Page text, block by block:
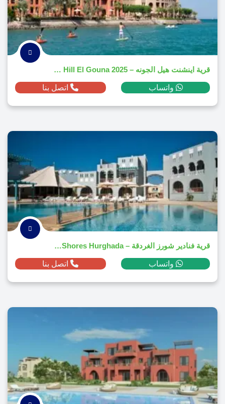
قرية اينشنت هيل الجونه – Ancient Hill El Gouna 2025
واتساب اتصل بنا
قرية فنادير شورز الغردقة – Fanadir Shores Hurghada
واتساب اتصل بنا